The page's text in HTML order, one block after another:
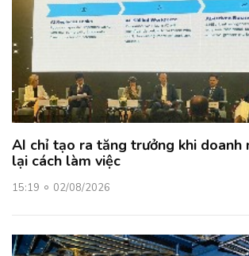
AI chỉ tạo ra tăng trưởng khi doanh
lại cách làm việc
15:19 02/08/2026